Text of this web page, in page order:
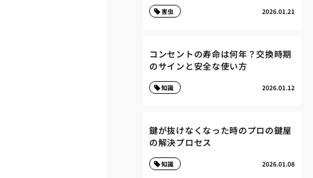
2026.01.21
害虫
コンセントの寿命は何年？交換時期
のサインと安全な使い方
2026.01.12
知識
鍵が抜けなくなった時のプロの鍵屋
の解決プロセス
2026.01.08
知識